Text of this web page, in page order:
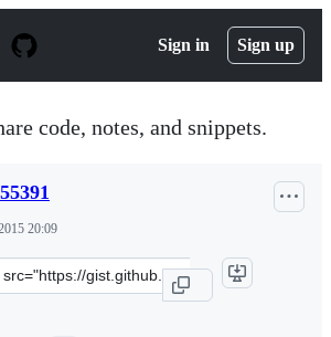
Sign in Sign up
code, notes, and snippets.
20:09